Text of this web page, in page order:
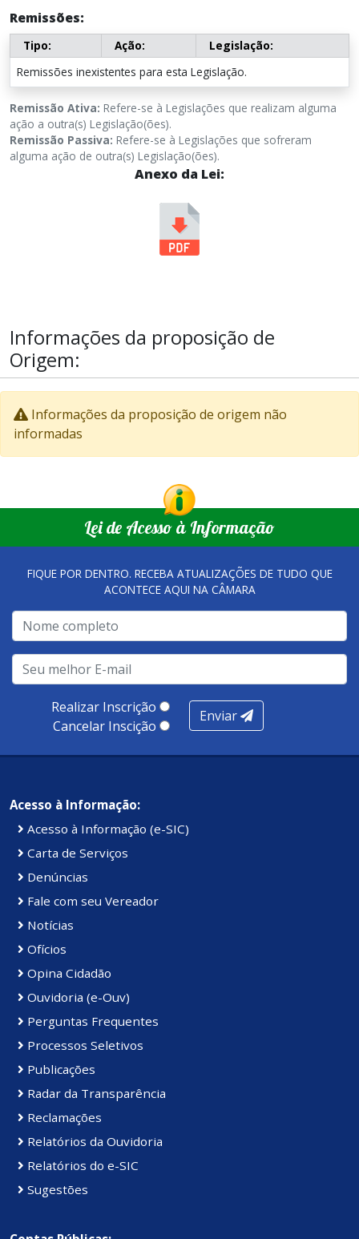
Remissões:
Tipo: Ação:
Legislação:
Remissões inexistentes para esta Legislação.
Remissão Ativa: Refere-se à Legislações que realizam alguma
ação a outra(s) Legislação(ões).
Remissão Passiva: Refere-se à Legislações que sofreram
alguma ação de outra(s) Legislação(ões).
Anexo da Lei:
Informações da proposição de
Origem:
Informações da proposição de origem não
informadas
Lei de Acesso à Informação
FIQUE POR DENTRO. RECEBA ATUALIZAÇÕES DE TUDO QUE
ACONTECE AQUI NA CÂMARA
Realizar Inscrição
Cancelar Inscição
Enviar
Acesso à Informação:
Acesso à Informação (e-SIC)
Carta de Serviços
Denúncias
Fale com seu Vereador
Notícias
Ofícios
Opina Cidadão
Ouvidoria (e-Ouv)
Perguntas Frequentes
Processos Seletivos
Publicações
Radar da Transparência
Reclamações
Relatórios da Ouvidoria
Relatórios do e-SIC
Sugestões